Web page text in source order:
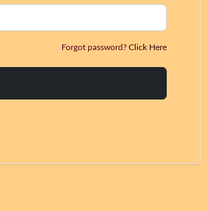
Forgot password? Click Here